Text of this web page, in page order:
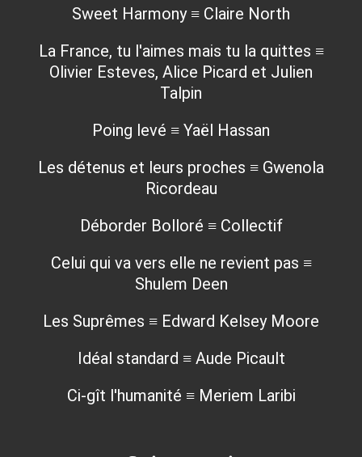
Sweet Harmony ≡ Claire North
La France, tu l'aimes mais tu la quittes ≡
Olivier Esteves, Alice Picard et Julien
Talpin
Poing levé ≡ Yaël Hassan
Les détenus et leurs proches ≡ Gwenola
Ricordeau
Déborder Bolloré ≡ Collectif
Celui qui va vers elle ne revient pas ≡
Shulem Deen
Les Suprêmes ≡ Edward Kelsey Moore
Idéal standard ≡ Aude Picault
Ci-gît l'humanité ≡ Meriem Laribi